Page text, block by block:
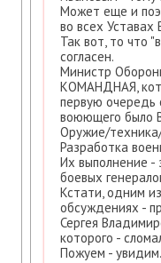
Может еще и
во всех
Так вот, то что
согласен.
Министр
КОМАНДНАЯ,
первую очередь
воюющего было
Оружие/
Разработка
Их выполнение
боевых
Кстати, одним
обсуждениях -
Сергея
которого -
Пожуем -